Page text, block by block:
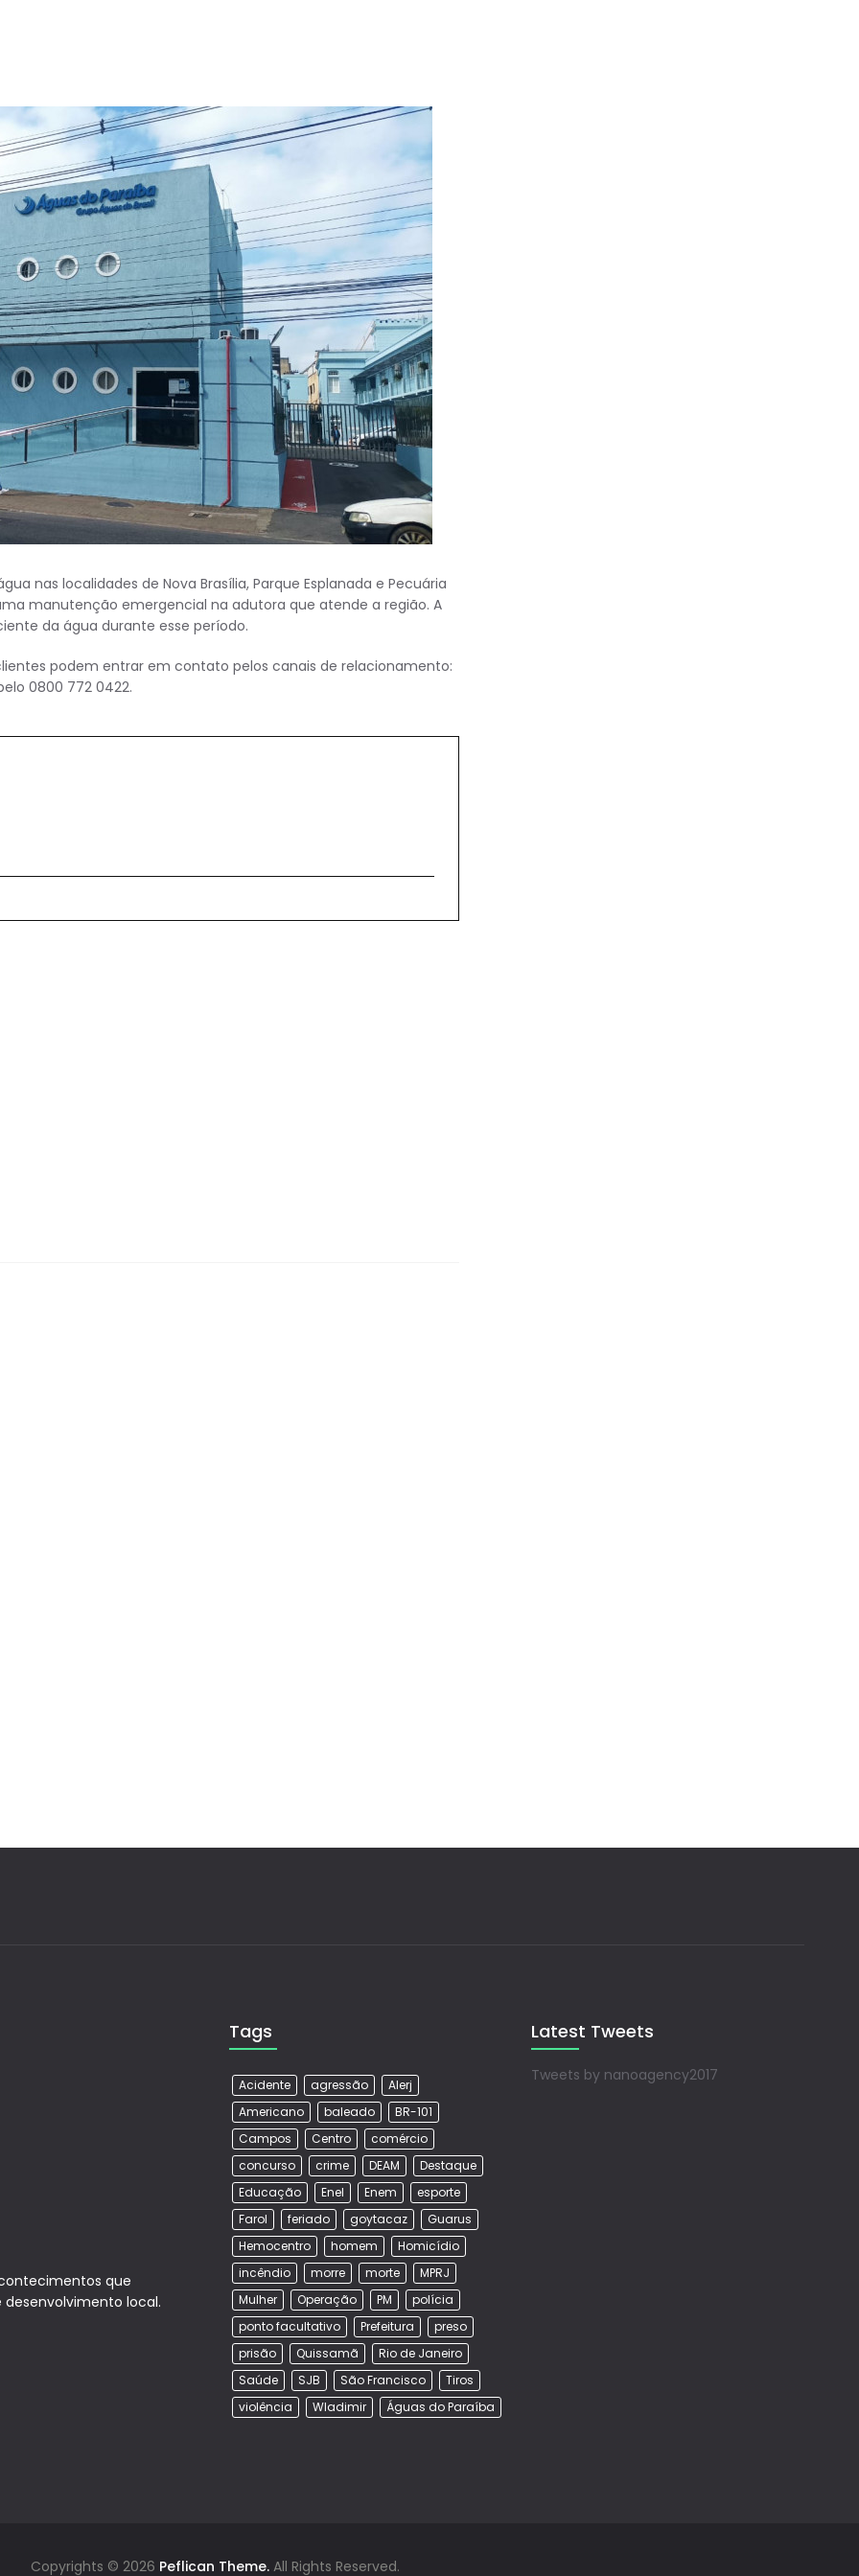
nas localidades de Nova Brasília, Parque Esplanada e Pecuária
manutenção emergencial na adutora que atende a região. A
da água durante esse período.
podem entrar em contato pelos canais de relacionamento:
0800 772 0422.
que
local.
Tags
Acidente agressão
Alerj
Americano
baleado
BR-101
Campos
Centro
comércio
concurso
crime DEAM
Destaque
Educação
Enel Enem
esporte
Farol
feriado goytacaz
Guarus
Hemocentro
homem
Homicídio
incêndio
morre morte
MPRJ
Mulher
Operação PM
polícia
ponto facultativo
Prefeitura
preso
prisão
Quissamã
Rio de Janeiro
Saúde
SJB São Francisco
Tiros
violência
Wladimir Águas do Paraíba
Latest Tweets
Tweets by nanoagency2017
Copyrights © 2026 Peflican Theme. All Rights Reserved.